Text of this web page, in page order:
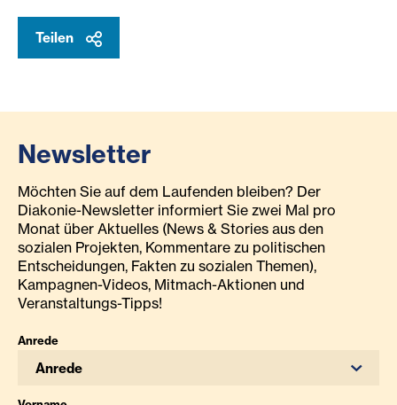
Teilen
Newsletter
Möchten Sie auf dem Laufenden bleiben? Der
Diakonie-Newsletter informiert Sie zwei Mal pro
Monat über Aktuelles (News & Stories aus den
sozialen Projekten, Kommentare zu politischen
Entscheidungen, Fakten zu sozialen Themen),
Kampagnen-Videos, Mitmach-Aktionen und
Veranstaltungs-Tipps!
Anrede
Anrede